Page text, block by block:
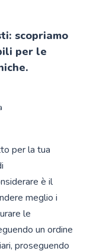
scopriamo
per le
per la tua
è il
meglio i
le
un ordine
proseguendo